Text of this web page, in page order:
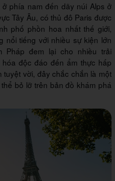
phía nam đến dãy núi Alps ở
Tây Âu, có thủ đô Paris được
phố phồn hoa nhất thế giới,
nổi tiếng với nhiều sự kiện lớn
Pháp đem lại cho nhiều trải
độc đáo đến ẩm thực hấp
vời, đây chắc chắn là một
bỏ lỡ trên bản đồ khám phá